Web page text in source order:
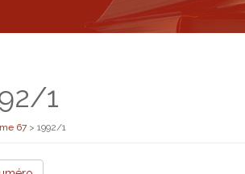
1
67 > 1992/1